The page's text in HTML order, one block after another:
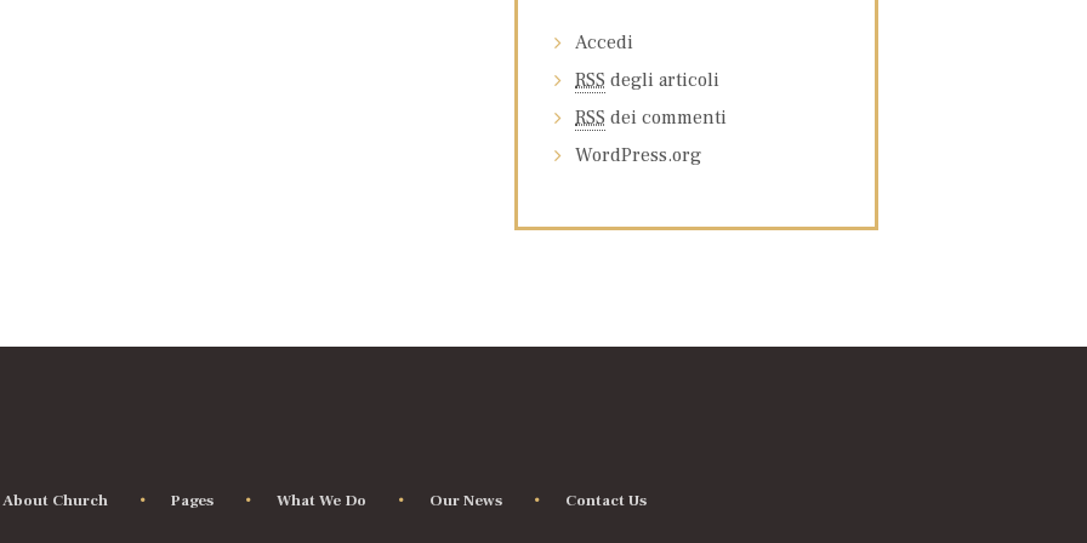
Accedi
RSS degli articoli
RSS dei commenti
WordPress.org
About Church Pages What We Do Our News Contact Us